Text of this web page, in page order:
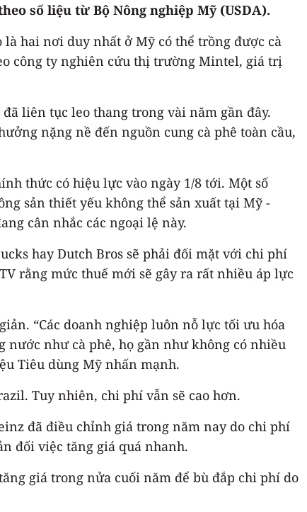
số liệu từ Bộ Nông nghiệp Mỹ (USDA).
hai nơi duy nhất ở Mỹ có thể trồng được cà
công ty nghiên cứu thị trường Mintel, giá trị
liên tục leo thang trong vài năm gần đây.
nặng nề đến nguồn cung cà phê toàn cầu,
thức có hiệu lực vào ngày 1/8 tới. Một số
sản thiết yếu không thể sản xuất tại Mỹ -
cân nhắc các ngoại lệ này.
hay Dutch Bros sẽ phải đối mặt với chi phí
rằng mức thuế mới sẽ gây ra rất nhiều áp lực
“Các doanh nghiệp luôn nỗ lực tối ưu hóa
như cà phê, họ gần như không có nhiều
Tiêu dùng Mỹ nhấn mạnh.
Tuy nhiên, chi phí vẫn sẽ cao hơn.
đã điều chỉnh giá trong năm nay do chi phí
đối việc tăng giá quá nhanh.
giá trong nửa cuối năm để bù đắp chi phí do